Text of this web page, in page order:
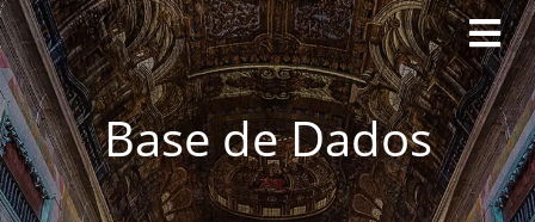
Base de Dados